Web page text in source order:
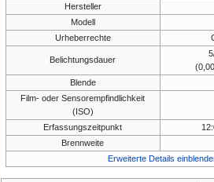
Hersteller
Modell
Urheberrechte
Belichtungsdauer
Blende
Film- oder Sensorempfindlichkeit
(ISO)
Erfassungszeitpunkt
Brennweite
Erweiterte Details